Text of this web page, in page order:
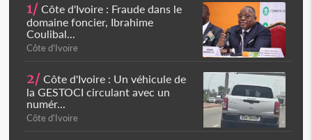
1/ Côte d'Ivoire : Fraude dans le
domaine foncier, Ibrahime
Coulibal...
Côte d'Ivoire
2/ Côte d'Ivoire : Un véhicule de
la GESTOCI circulant avec un
numér...
Côte d'Ivoire